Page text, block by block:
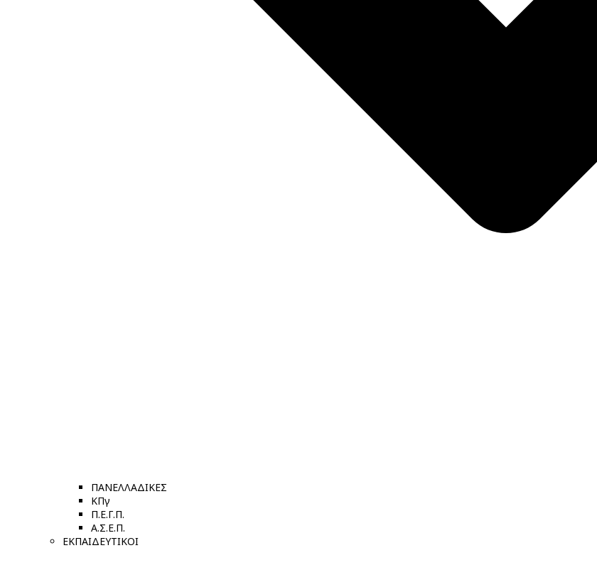
ΠΑΝΕΛΛΑΔΙΚΕΣ
ΚΠγ
Π.Ε.Γ.Π.
Α.Σ.Ε.Π.
ΕΚΠΑΙΔΕΥΤΙΚΟΙ